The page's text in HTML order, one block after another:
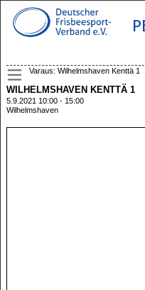
Varaus: Wilhelmshaven Kenttä 1
WILHELMSHAVEN KENTTÄ 1
5.9.2021 10:00 - 15:00
Wilhelmshaven